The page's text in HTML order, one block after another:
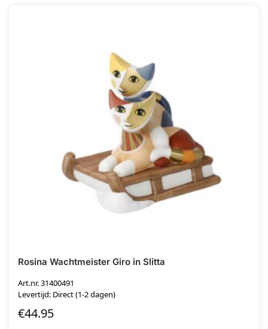
Rosina Wachtmeister Giro in Slitta
Art.nr. 31400491
Levertijd: Direct (1-2 dagen)
€44.95